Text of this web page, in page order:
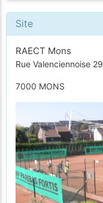
Site
RAECT Mons
Rue Valenciennoise 29
7000 MONS